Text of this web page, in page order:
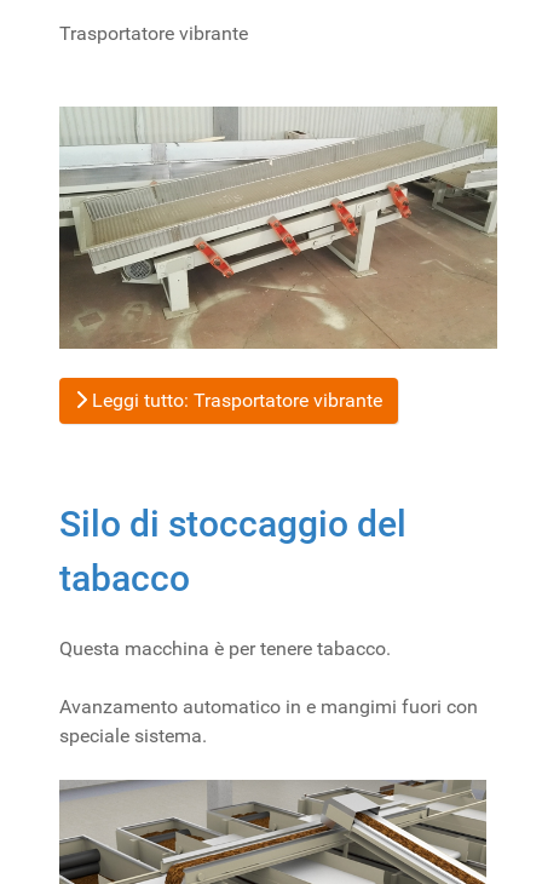
Trasportatore vibrante
Leggi tutto: Trasportatore vibrante
Silo di stoccaggio del
tabacco
Questa macchina è per tenere tabacco.
Avanzamento automatico in e mangimi fuori con
speciale sistema.